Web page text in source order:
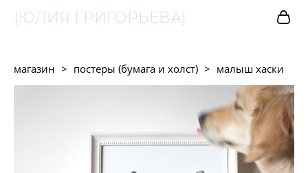
{ЮЛИЯ ГРИГОРЬЕВА}
магазин > постеры (бумага и холст) > малыш хаски